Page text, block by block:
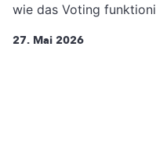
wie das Voting
27. Mai 2026